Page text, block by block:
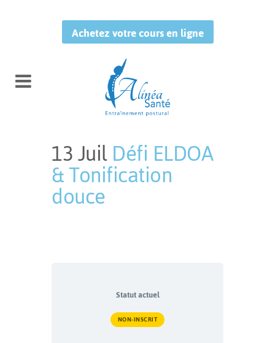
Achetez votre cours en ligne
13 JuilDéfi ELDOA
& Tonification
douce
Statut actuel
NON-INSCRIT